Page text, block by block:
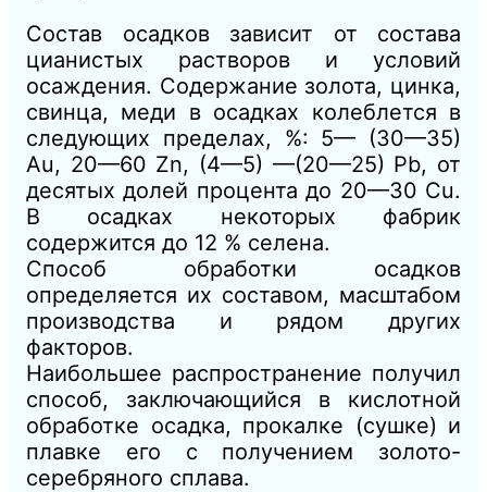
Состав осадков зависит от состава
цианистых растворов и условий
осаждения. Содержание золота, цинка,
свинца, меди в осадках колеблется в
следующих пределах, %: 5— (30—35)
Au, 20—60 Zn, (4—5) —(20—25) Pb, от
десятых долей процента до 20—30 Сu.
В осадках некоторых фабрик
содержится до 12 % селена.
Способ обработки осадков
определяется их составом, масштабом
производства и рядом других
факторов.
Наибольшее распространение получил
способ, заключающийся в кислотной
обработке осадка, прокалке (сушке) и
плавке его с получением золото-
серебряного сплава.